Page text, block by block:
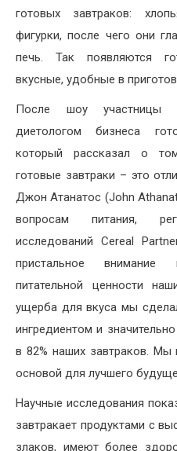
готовых завтраков:
фигурки, после чего они
печь. Так появляются
вкусные, удобные в
После шоу участницы
диетологом бизнеса
который рассказал о
готовые завтраки – это
Джон Атанатос (John
вопросам питания,
исследований Cereal
пристальное внимание
питательной ценности
ущерба для вкуса мы
ингредиентом и
в 82% наших завтраков. Мы
основой для лучшего
Научные исследования
завтракает продуктами с
злаков, имеют более